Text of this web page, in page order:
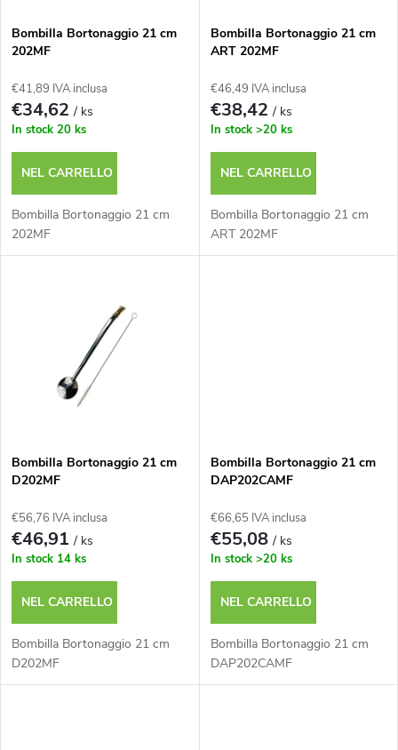
m
e
n
t
o
d
r
o
d
o
t
t
c
o
d
e
i
p
t
t
i
Bombilla Bortonaggio 21 cm
202MF
€41,89 IVA inclusa
€34,62/ ks
In stock 20 ks
NEL CARRELLO
Bombilla Bortonaggio 21 cm
202MF
Bombilla Bortonaggio 21 cm
ART 202MF
€46,49 IVA inclusa
€38,42/ ks
In stock >20 ks
NEL CARRELLO
Bombilla Bortonaggio 21 cm
ART 202MF
Bombilla Bortonaggio 21 cm
D202MF
€56,76 IVA inclusa
€46,91/ ks
In stock 14 ks
NEL CARRELLO
Bombilla Bortonaggio 21 cm
D202MF
Bombilla Bortonaggio 21 cm
DAP202CAMF
€66,65 IVA inclusa
€55,08/ ks
In stock >20 ks
NEL CARRELLO
Bombilla Bortonaggio 21 cm
DAP202CAMF